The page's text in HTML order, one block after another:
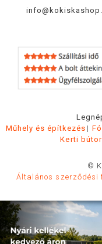
Műhely és építkezés
Kerti bútor
©
Általános szerződési